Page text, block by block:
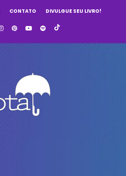
CONTATO DIVULGUE SEU LIVRO!